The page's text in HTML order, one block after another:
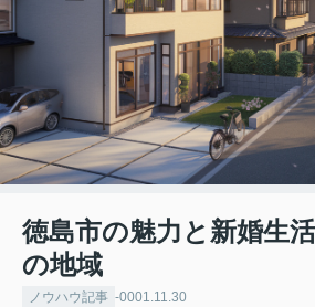
徳島市の魅力と新婚生
の地域
ノウハウ記事 -0001.11.30